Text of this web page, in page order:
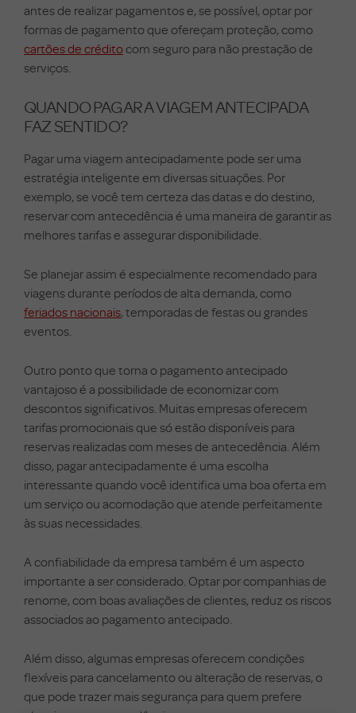
antes de realizar pagamentos e, se possível, optar por
formas de pagamento que ofereçam proteção, como
cartões de créditocom seguro para não prestação de
serviços.
QUANDO PAGAR A VIAGEM ANTECIPADA
FAZ SENTIDO?
Pagar uma viagem antecipadamente pode ser uma
estratégia inteligente em diversas situações. Por
exemplo, se você tem certeza das datas e do destino,
reservar com antecedência é uma maneira de garantir as
melhores tarifas e assegurar disponibilidade.
Se planejar assim é especialmente recomendado para
viagens durante períodos de alta demanda, como
feriados nacionais, temporadas de festas ou grandes
eventos.
Outro ponto que torna o pagamento antecipado
vantajoso é a possibilidade de economizar com
descontos significativos. Muitas empresas oferecem
tarifas promocionais que só estão disponíveis para
reservas realizadas com meses de antecedência. Além
disso, pagar antecipadamente é uma escolha
interessante quando você identifica uma boa oferta em
um serviço ou acomodação que atende perfeitamente
às suas necessidades.
A confiabilidade da empresa também é um aspecto
importante a ser considerado. Optar por companhias de
renome, com boas avaliações de clientes, reduz os riscos
associados ao pagamento antecipado.
Além disso, algumas empresas oferecem condições
flexíveis para cancelamento ou alteração de reservas, o
que pode trazer mais segurança para quem prefere